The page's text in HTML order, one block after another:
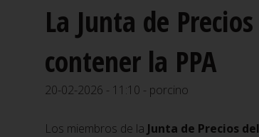
La Junta de
contener la PPA
20-02-2026 - 11:10 - porcino
Los miembros de la Junta de Precios